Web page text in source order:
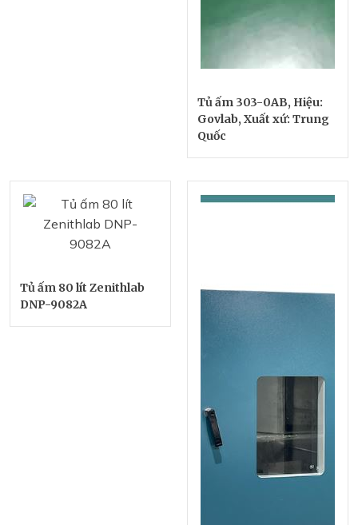
Tủ ấm 303-0AB, Hiệu:
Govlab, Xuất xứ: Trung
Quốc
Tủ ấm 80 lít Zenithlab
DNP-9082A